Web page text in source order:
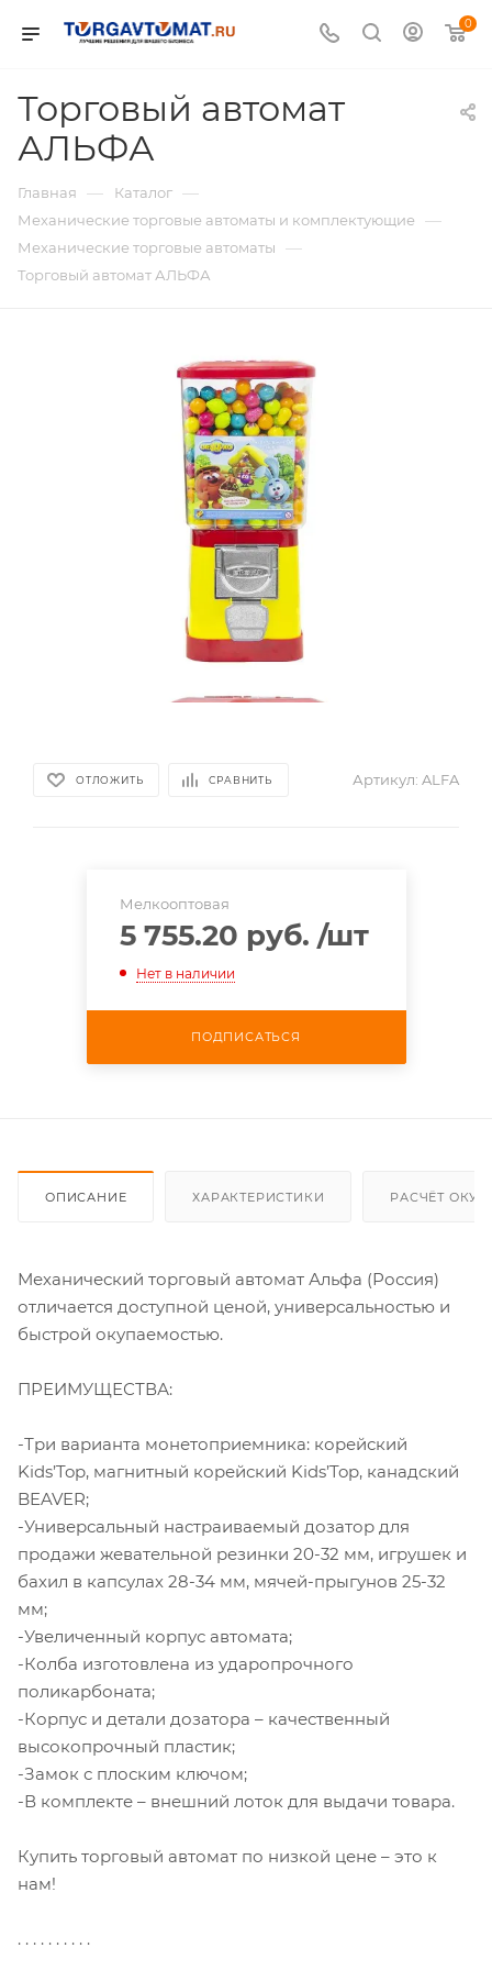
0
Торговый автомат
АЛЬФА
Главная — Каталог —
Механические торговые автоматы и комплектующие —
Механические торговые автоматы —
Торговый автомат АЛЬФА
ОТЛОЖИТЬ СРАВНИТЬ Артикул: ALFA
Мелкооптовая
5 755.20 руб. /шт
Нет в наличии
ПОДПИСАТЬСЯ
ОПИСАНИЕ ХАРАКТЕРИСТИКИ РАСЧЁТ
Механический торговый автомат Альфа (Россия)
отличается доступной ценой, универсальностью и
быстрой окупаемостью.
ПРЕИМУЩЕСТВА:
-Три варианта монетоприемника: корейский
Kids’Top, магнитный корейский Kids’Top, канадский
BEAVER;
-Универсальный настраиваемый дозатор для
продажи жевательной резинки 20-32 мм, игрушек и
бахил в капсулах 28-34 мм, мячей-прыгунов 25-32
мм;
-Увеличенный корпус автомата;
-Колба изготовлена из ударопрочного
поликарбоната;
-Корпус и детали дозатора – качественный
высокопрочный пластик;
-Замок с плоским ключом;
-В комплекте – внешний лоток для выдачи товара.
Купить торговый автомат по низкой цене – это к
нам!
. . . . . . . . . .